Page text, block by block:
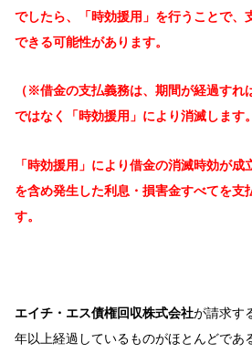
でしたら、「時効援用」を行うことで、
できる可能性があります。
（※借金の支払義務は、期間が経過すれ
ではなく「時効援用」により消滅します
「時効援用」により借金の消滅時効が
を含め発生した利息・損害金すべてを支
す。
エイチ・エス債権回収株式会社が請求す
年以上経過しているものがほとんどであ